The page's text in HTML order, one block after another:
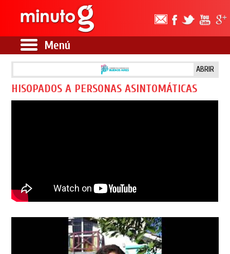
Menú
ABRIR
HISOPADOS A PERSONAS ASINTOMÁTICAS